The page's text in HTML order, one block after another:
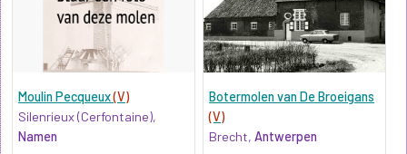
Moulin Pecqueux(V)
Silenrieux (Cerfontaine),
Namen
Botermolen van De Broeigans
(V)
Brecht,Antwerpen